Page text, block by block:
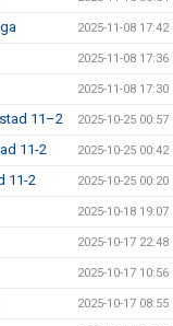
2025-11-08 17:42
2025-11-08 17:36
2025-11-08 17:30
11–2 2025-10-25 00:57
11-2 2025-10-25 00:42
11-2 2025-10-25 00:20
2025-10-18 19:07
2025-10-17 22:48
2025-10-17 10:56
2025-10-17 08:55